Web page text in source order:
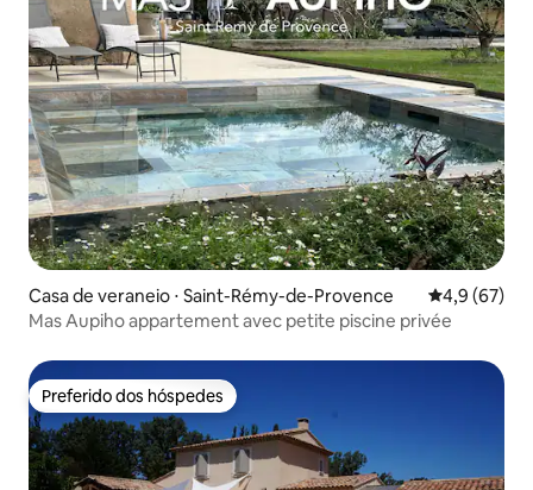
Casa de veraneio ⋅ Saint-Rémy-de-Provence 4,9 de uma
4,9 (67)
Mas Aupiho appartement avec petite piscine privée
Preferido dos hóspedes
Preferido dos hóspedes